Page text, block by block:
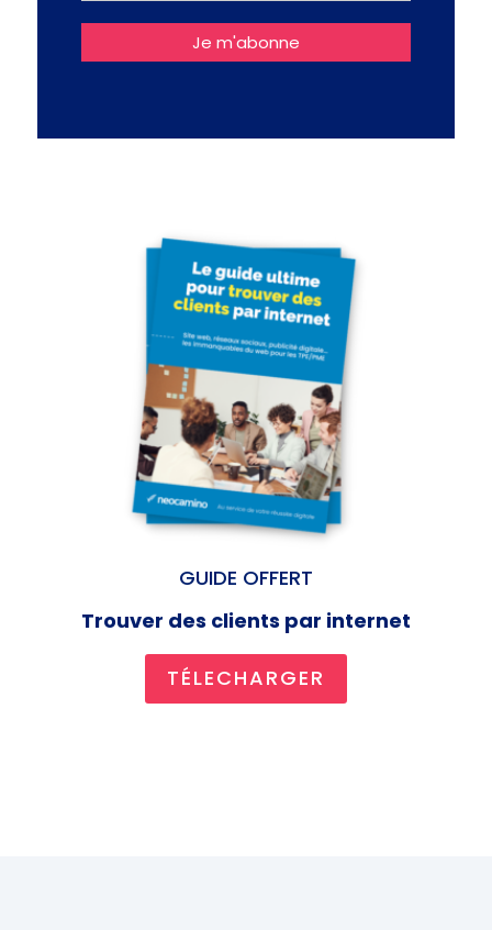
GUIDE OFFERT
Trouver des clients par internet
TÉLECHARGER